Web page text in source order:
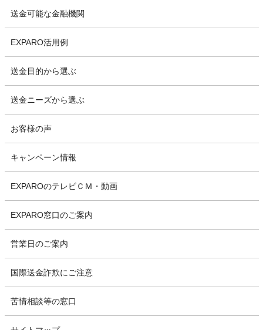
送金可能な金融機関
EXPARO活用例
送金目的から選ぶ
送金ニーズから選ぶ
お客様の声
キャンペーン情報
EXPAROのテレビＣＭ・動画
EXPARO窓口のご案内
営業日のご案内
国際送金詐欺にご注意
苦情相談等の窓口